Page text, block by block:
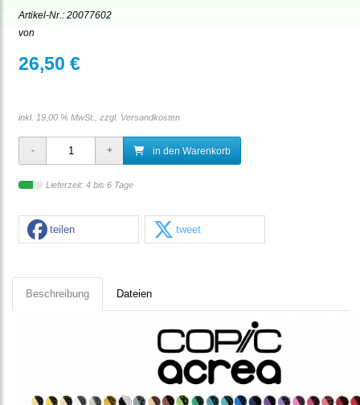
Artikel-Nr.: 20077602
von
26,50 €
inkl. 19,00 % MwSt., zzgl. Versandkosten
in den Warenkorb
Lieferzeit: 4 bis 6 Tage
teilen tweet
Beschreibung Dateien